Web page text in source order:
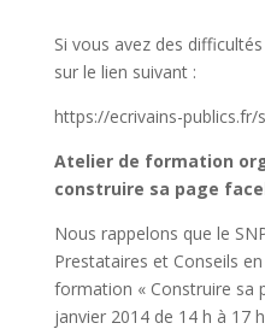
Si vous avez des
sur le lien suivant :
https://ecrivains-publics.fr/
Atelier de formation
construire sa page
Nous rappelons que le
Prestataires et Conseils
formation « Construire sa
janvier 2014 de 14 h à 17